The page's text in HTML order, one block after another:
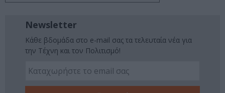
Newsletter
Κάθε βδομάδα στο e-mail σας τα τελευταία νέα για
την Τέχνη και τον Πολιτισμό!